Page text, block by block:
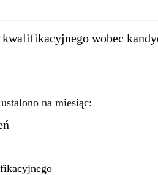
wobec
na miesiąc: